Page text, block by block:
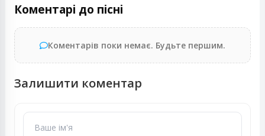
Коментарі до пісні
Коментарів поки немає. Будьте першим.
Залишити коментар